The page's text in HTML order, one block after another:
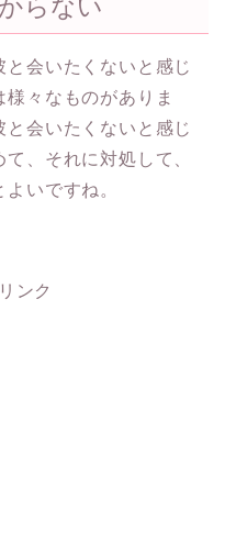
らない
会いたくないと感じ
々なものがありま
会いたくないと感じ
、それに対処して、
いですね。
ンク